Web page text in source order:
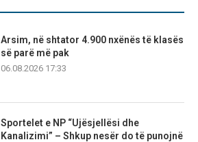
Arsim, në shtator 4.900 nxënës të klasës
së parë më pak
06.08.2026 17:33
Sportelet e NP “Ujësjellësi dhe
Kanalizimi” – Shkup nesër do të punojnë